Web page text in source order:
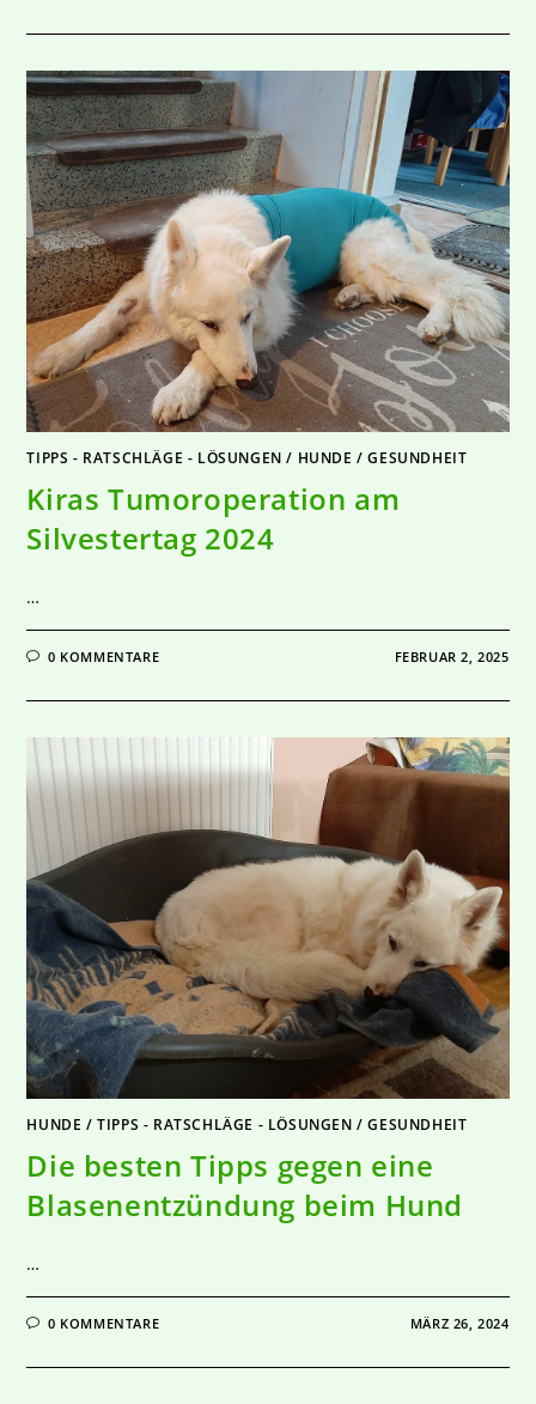
TIPPS - RATSCHLÄGE - LÖSUNGEN / HUNDE /GESUNDHEIT
Kiras Tumoroperation am
Silvestertag 2024
…
0 KOMMENTARE FEBRUAR 2, 2025
HUNDE /TIPPS - RATSCHLÄGE - LÖSUNGEN /GESUNDHEIT
Die besten Tipps gegen eine
Blasenentzündung beim Hund
…
0 KOMMENTARE MÄRZ 26, 2024